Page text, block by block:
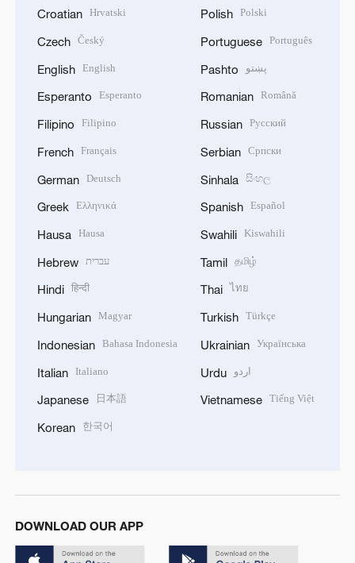
Croatian Hrvatski
Czech Český
English English
Esperanto Esperanto
Filipino Filipino
French Français
German Deutsch
Greek Ελληνικά
Hausa Hausa
Hebrew עברית
Hindi हिन्दी
Hungarian Magyar
Indonesian Bahasa Indonesia
Italian Italiano
Japanese 日本語
Korean 한국어
Polish Polski
Portuguese Português
Pashto پښتو
Romanian Română
Russian Русский
Serbian Српски
Sinhala සිංහල
Spanish Español
Swahili Kiswahili
Tamil தமிழ்
Thai ไทย
Turkish Türkçe
Ukrainian Українська
Urdu اردو
Vietnamese Tiếng Việt
DOWNLOAD OUR APP